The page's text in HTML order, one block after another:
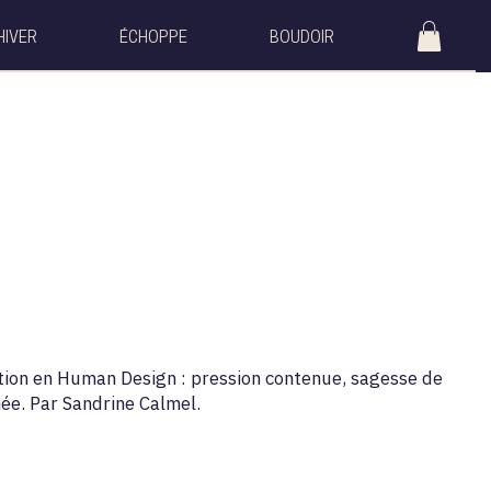
ÉCHOPPE BOUDOIR
en Human Design : pression contenue, sagesse de
Par Sandrine Calmel.